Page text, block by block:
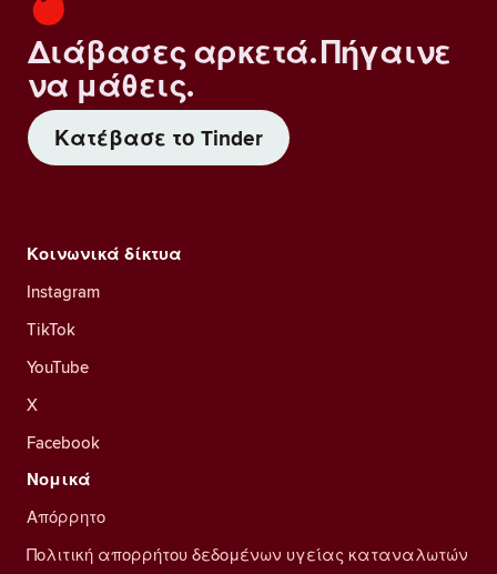
Διάβασες αρκετά. Πήγαινε
να μάθεις.
Κατέβασε το Tinder
Κοινωνικά δίκτυα
Instagram
TikTok
YouTube
X
Facebook
Νομικά
Απόρρητο
Πολιτική απορρήτου δεδομένων υγείας καταναλωτών